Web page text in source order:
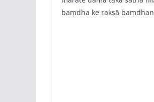
baṃdha ke rakṣā